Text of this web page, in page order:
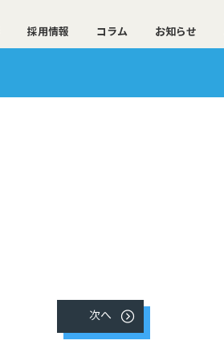
採用情報 コラム お知らせ
次へ